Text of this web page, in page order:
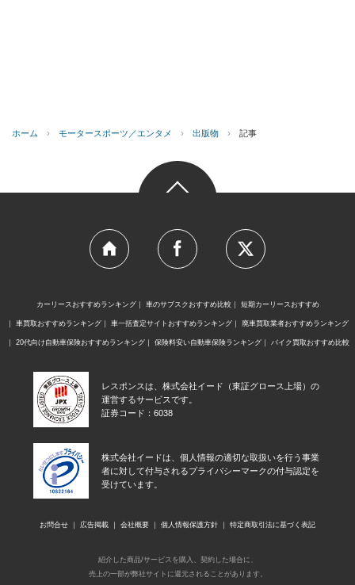
ホーム › モータースポーツ／エンタメ › 出版物 › 記事
カーリースおすすめランキング 車のサブスクおすすめ比較 短期カーリースおすすめ
車買取おすすめランキング 車一括査定サイトおすすめランキング 廃車買取業者おすすめランキング
20代向け自動車保険おすすめランキング 保険料安い自動車保険ランキング バイク買取おすすめ比較
レスポンスは、株式会社イード（東証グロース上場）の
運営するサービスです。
証券コード：6038
株式会社イードは、個人情報の適切な取扱いを行う事業
者に対して付与されるプライバシーマークの付与認定を
受けています。
お問合せ 広告掲載 会社概要 個人情報保護方針 特定商取引法に基づく表記
紹介した商品/サービスを購入、契約した場合に、
売上の一部が弊社サイトに還元されることがあります。